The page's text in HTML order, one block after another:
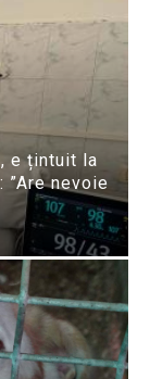
e țintuit la
”Are nevoie